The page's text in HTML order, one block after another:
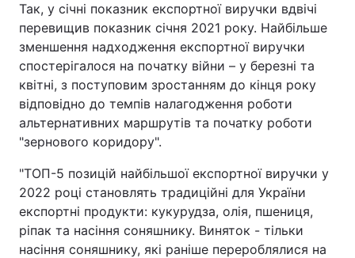
Так, у січні показник експортної виручки вдвічі
перевищив показник січня 2021 року. Найбільше
зменшення надходження експортної виручки
спостерігалося на початку війни – у березні та
квітні, з поступовим зростанням до кінця року
відповідно до темпів налагодження роботи
альтернативних маршрутів та початку роботи
"зернового коридору".
"ТОП-5 позицій найбільшої експортної виручки у
2022 році становлять традиційні для України
експортні продукти: кукурудза, олія, пшениця,
ріпак та насіння соняшнику. Виняток - тільки
насіння соняшнику, які раніше перероблялися на